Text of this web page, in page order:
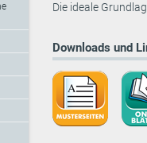
Die ideale
Downloads und